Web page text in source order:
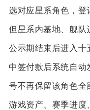
选对应星系角色，登
但星系内基地、舰队
公示期结束后进入十
中签付款后系统自
号不再保留该角色全
游戏资产、赛季进度